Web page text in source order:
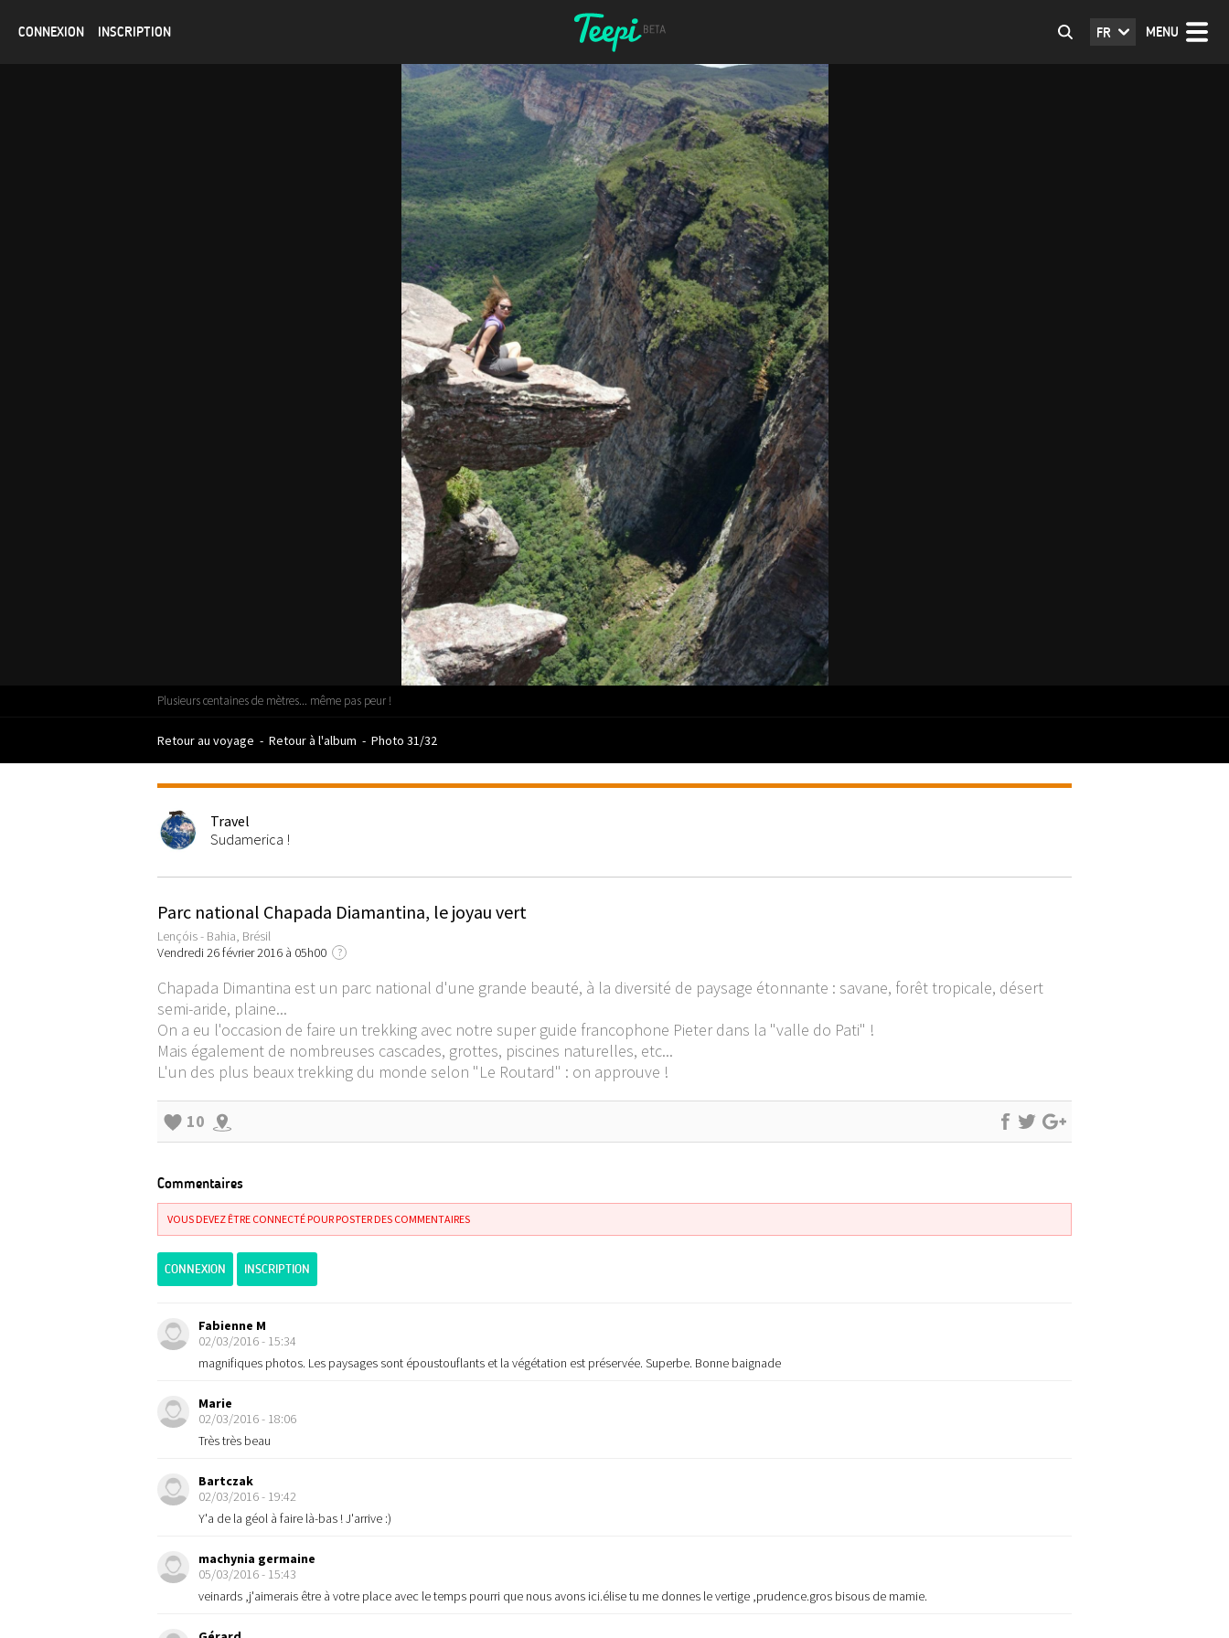
CONNEXION INSCRIPTION MENU
FR
Plusieurs centaines de mètres... même pas peur !
Retour au voyage - Retour à l'album - Photo 31/32
Travel
Sudamerica !
Parc national Chapada Diamantina, le joyau vert
Lençóis - Bahia, Brésil
Vendredi 26 février 2016 à 05h00
?
Chapada Dimantina est un parc national d'une grande beauté, à la diversité de paysage étonnante : savane, forêt tropicale, désert
semi-aride, plaine...
On a eu l'occasion de faire un trekking avec notre super guide francophone Pieter dans la "valle do Pati" !
Mais également de nombreuses cascades, grottes, piscines naturelles, etc...
L'un des plus beaux trekking du monde selon "Le Routard" : on approuve !
10
Commentaires
VOUS DEVEZ ÊTRE CONNECTÉ POUR POSTER DES COMMENTAIRES
CONNEXION INSCRIPTION
Fabienne M
02/03/2016 - 15:34
magnifiques photos. Les paysages sont époustouflants et la végétation est préservée. Superbe. Bonne baignade
Marie
02/03/2016 - 18:06
Très très beau
Bartczak
02/03/2016 - 19:42
Y'a de la géol à faire là-bas ! J'arrive :)
machynia germaine
05/03/2016 - 15:43
veinards ,j'aimerais être à votre place avec le temps pourri que nous avons ici.élise tu me donnes le vertige ,prudence.gros bisous de mamie.